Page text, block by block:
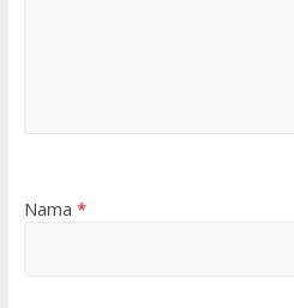
Nama *